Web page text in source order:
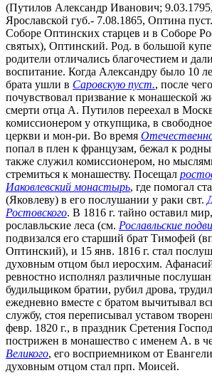
(Путилов Александр Иванович;
Ярославской губ.- 7.08.1865, Оптина
Соборе Оптинских старцев и в Соборе
святых), Оптинский. Род. в большой
родители отличались благочестием и
воспитание. Когда Александру было 10
брата ушли в Саровскую пуст., после
почувствовал призвание к монашеской
смерти отца А. Путилов переехал в
комиссионером у откупщика, в
церкви и мон-ри. Во время
попал в плен к французам, бежал к
также служил комиссионером, но
стремиться к монашеству. Посещал
Иаковлевский монастырь, где помогал
(Яковлеву) в его послушании у раки свт.
Ростовского. В 1816 г. тайно оставил
рославльские леса (см. Рославльские
подвизался его старший брат Тимофей
Оптинский), и 15 янв. 1816 г. стал
духовным отцом был иеросхим.
ревностно исполнял различные
будильщиком братии, рубил дрова,
ежедневно вместе с братом вычитывал
службу, стоя переписывал уставом
февр. 1820 г., в праздник Сретения
пострижен в монашество с именем А. в
Великого, его восприемником от
духовным отцом стал прп. Моисей.